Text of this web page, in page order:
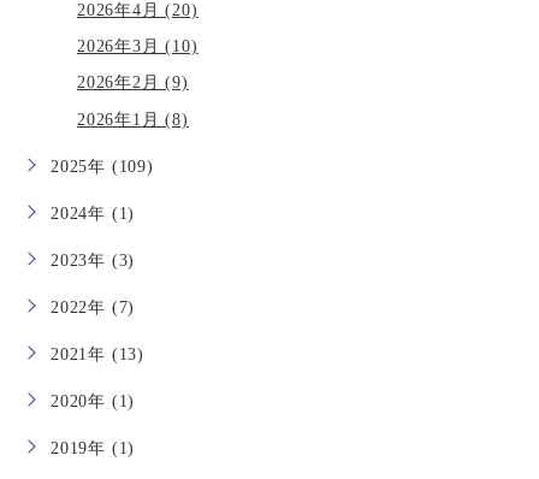
2026年4月 (20)
2026年3月 (10)
2026年2月 (9)
2026年1月 (8)
2025年 (109)
2024年 (1)
2023年 (3)
2022年 (7)
2021年 (13)
2020年 (1)
2019年 (1)